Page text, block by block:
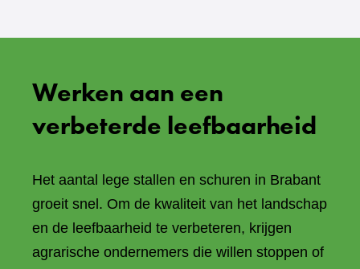
Werken aan een
verbeterde leefbaarheid
Het aantal lege stallen en schuren in Brabant
groeit snel. Om de kwaliteit van het landschap
en de leefbaarheid te verbeteren, krijgen
agrarische ondernemers die willen stoppen of